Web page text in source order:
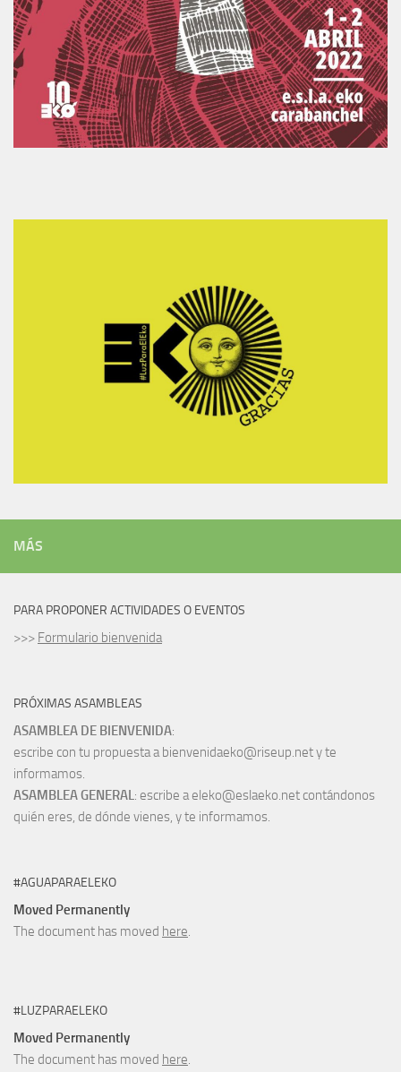
MÁS
PARA PROPONER ACTIVIDADES O EVENTOS
>>> Formulario bienvenida
PRÓXIMAS ASAMBLEAS
ASAMBLEA DE BIENVENIDA:
escribe con tu propuesta a bienvenidaeko@riseup.net y te
informamos.
ASAMBLEA GENERAL: escribe a eleko@eslaeko.net contándonos
quién eres, de dónde vienes, y te informamos.
#AGUAPARAELEKO
Moved Permanently
The document has moved here.
#LUZPARAELEKO
Moved Permanently
The document has moved here.